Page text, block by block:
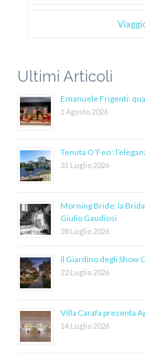
Ultimi Articoli
Emanuele Frigenti:
1 Agosto 2026
Tenuta O’Feo :
31 Luglio 2026
Morning Bride: la
Giulio Gaudiosi
28 Luglio 2026
Il Giardino degli Show
22 Luglio 2026
Villa Carafa presenta
14 Luglio 2026